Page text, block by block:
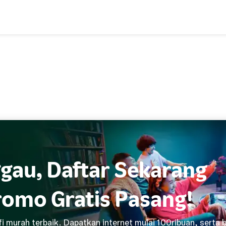
Daftar Sekarang
Gratis Pasang!
murah terbaik. Dapatkan internet mulai 100ribuan, serta